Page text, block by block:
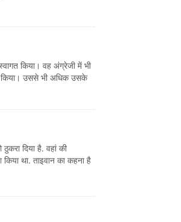
किया। वह अंग्रेजी में भी
किया। उससे भी अधिक उसके
दिया है. वहां की
था. ताइवान का कहना है